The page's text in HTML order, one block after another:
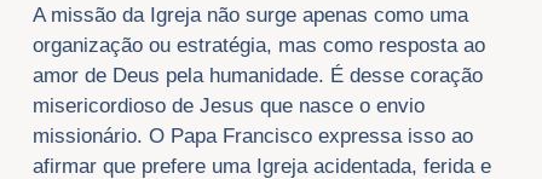
A missão da Igreja não surge apenas como uma
organização ou estratégia, mas como resposta ao
amor de Deus pela humanidade. É desse coração
misericordioso de Jesus que nasce o envio
missionário. O Papa Francisco expressa isso ao
afirmar que prefere uma Igreja acidentada, ferida e